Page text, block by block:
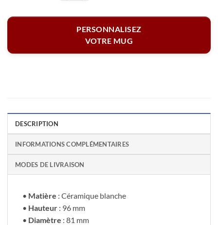
PERSONNALISEZ
VOTRE MUG
DESCRIPTION
INFORMATIONS COMPLÉMENTAIRES
MODES DE LIVRAISON
• Matière : Céramique blanche
• Hauteur : 96 mm
• Diamètre : 81 mm